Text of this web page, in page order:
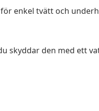
enkel tvätt och
skyddar den med ett